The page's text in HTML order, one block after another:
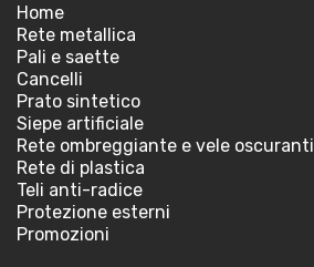
Home
Rete metallica
Pali e saette
Cancelli
Prato sintetico
Siepe artificiale
Rete ombreggiante e vele oscuranti
Rete di plastica
Teli anti-radice
Protezione esterni
Promozioni